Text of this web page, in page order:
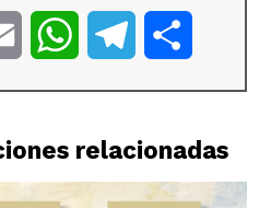
Email WhatsAppTelegram
relacionadas